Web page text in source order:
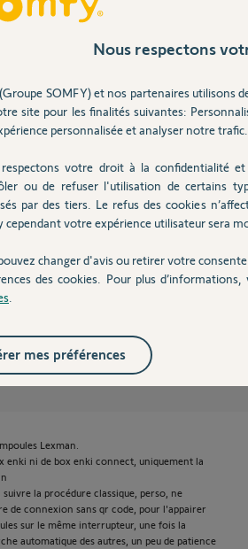
Lexman fonctionne avec ma box Tahoma
Lexman.
enki ni de box enki connect, uniquement la
la procédure classique, perso, ne
de connexion sans qr code, pour l'appairer
sur le même interrupteur, une fois la
automatique des autres, un peu de patience
Nous respectons
SOMFY) et nos partenaires utilisons
site pour les finalités suivantes:
personnalisée et analyser notre trafic.
votre droit à la confidentialité et
ou de refuser l'utilisation de certains
par des tiers. Le refus des cookies
cependant votre expérience utilisateur sera
changer d'avis ou retirer votre
des cookies. Pour plus
mes préférences